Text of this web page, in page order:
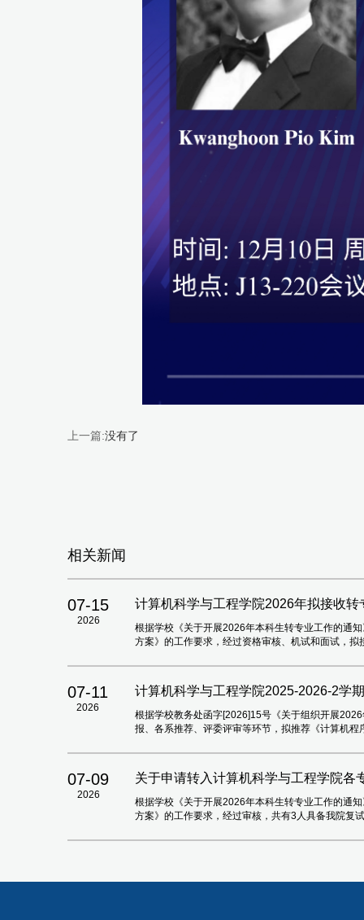
上一篇:没有了
相关新闻
07-15
2026
计算机科学与工程学院2026年拟接收转
根据学校《关于开展2026年本科生转专业工作的通
方案》的工作要求，经过资格审核、机试和面试，
07-11
2026
计算机科学与工程学院2025-2026-2学
根据学校教务处函字[2026]15号《关于组织开展
报、各系推荐、评委评审等环节，拟推荐《计算机
07-09
2026
关于申请转入计算机科学与工程学院各
根据学校《关于开展2026年本科生转专业工作的通
方案》的工作要求，经过审核，共有3人具备我院复